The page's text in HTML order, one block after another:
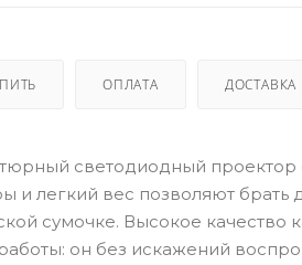
ОПЛАТА ДОСТАВКА
светодиодный
и легкий вес позволяют брать
сумочке. Высокое качество
он без искажений